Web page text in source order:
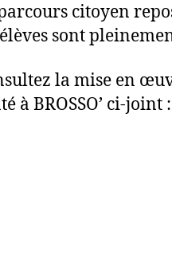
citoyen
sont
la mise en
à BROSSO’ ci-joint :